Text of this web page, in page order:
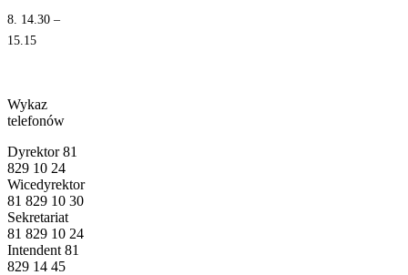
8. 14.30 –
15.15
Wykaz
telefonów
Dyrektor 81
829 10 24
Wicedyrektor
81 829 10 30
Sekretariat
81 829 10 24
Intendent 81
829 14 45